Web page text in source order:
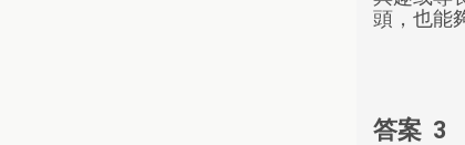
頭，也能
答案 3